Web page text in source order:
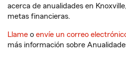
acerca de anualidades en
metas financieras.
Llame o envíe un correo
más información sobre